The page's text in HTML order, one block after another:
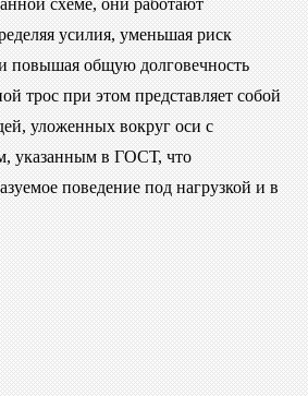
усилия, уменьшая риск
повышая общую долговечность
трос при этом представляет собой
уложенных вокруг оси с
указанным в ГОСТ, что
поведение под нагрузкой и в